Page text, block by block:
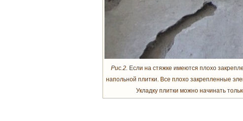
Рис.2. Если на стяжке имеются плохо
напольной плитки. Все плохо закрепленные
Укладку плитки можно начинать